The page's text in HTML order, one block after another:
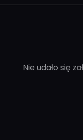
Nie udało się